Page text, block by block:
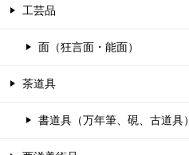
工芸品
面（狂言面・能面）
茶道具
書道具（万年筆、硯、古道具）